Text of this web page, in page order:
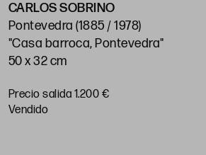
CARLOS SOBRINO
Pontevedra (1885 / 1978)
"Casa barroca, Pontevedra"
50 x 32 cm
Precio salida 1.200 €
vendido